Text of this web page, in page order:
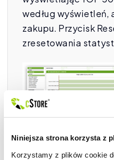
Niniejsza strona korzysta z
Korzystamy z plików cookie
według wyświetleń,
zakupu. Przycisk
zresetowania